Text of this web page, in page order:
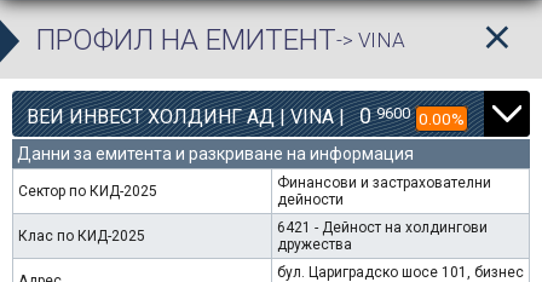
ПРОФИЛ НА ЕМИТЕНТ-> VINA
ВЕИ ИНВЕСТ ХОЛДИНГ АД | VINA | 0 9600 0.00%
Данни за емитента и разкриване на информация
Сектор по КИД-2025
Финансови и застрахователни
дейности
Клас по КИД-2025
6421 - Дейност на холдингови
дружества
бул. Цариградско шосе 101, бизнес